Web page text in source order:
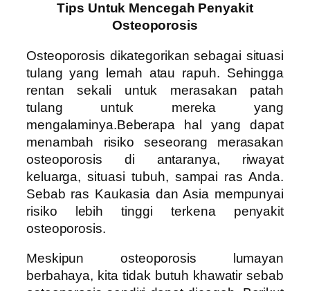
Tips Untuk Mencegah Penyakit
Osteoporosis
Osteoporosis dikategorikan sebagai situasi
tulang yang lemah atau rapuh. Sehingga
rentan sekali untuk merasakan patah
tulang untuk mereka yang
mengalaminya.Beberapa hal yang dapat
menambah risiko seseorang merasakan
osteoporosis di antaranya, riwayat
keluarga, situasi tubuh, sampai ras Anda.
Sebab ras Kaukasia dan Asia mempunyai
risiko lebih tinggi terkena penyakit
osteoporosis.
Meskipun osteoporosis lumayan
berbahaya, kita tidak butuh khawatir sebab